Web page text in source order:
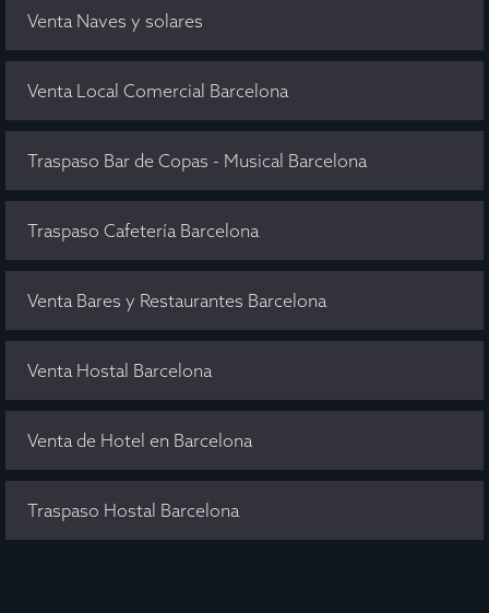
Venta Naves y solares
Venta Local Comercial Barcelona
Traspaso Bar de Copas - Musical Barcelona
Traspaso Cafetería Barcelona
Venta Bares y Restaurantes Barcelona
Venta Hostal Barcelona
Venta de Hotel en Barcelona
Traspaso Hostal Barcelona